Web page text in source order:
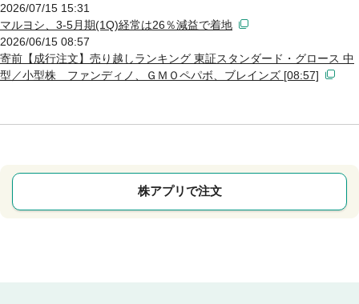
2026/07/15 15:31
マルヨシ、3-5月期(1Q)経常は26％減益で着地
2026/06/15 08:57
寄前【成行注文】売り越しランキング 東証スタンダード・グロース 中
型／小型株 ファンディノ、ＧＭＯペパボ、ブレインズ [08:57]
株アプリで注文